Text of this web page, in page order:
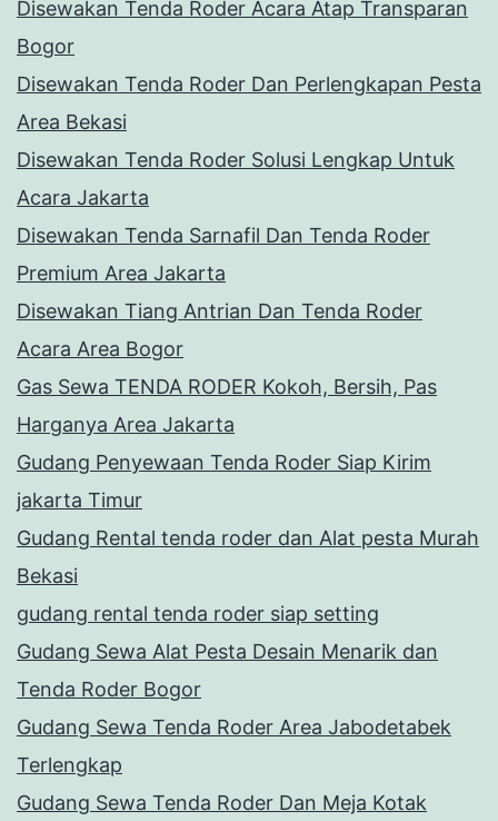
Disewakan Tenda Roder Acara Atap Transparan
Bogor
Disewakan Tenda Roder Dan Perlengkapan Pesta
Area Bekasi
Disewakan Tenda Roder Solusi Lengkap Untuk
Acara Jakarta
Disewakan Tenda Sarnafil Dan Tenda Roder
Premium Area Jakarta
Disewakan Tiang Antrian Dan Tenda Roder
Acara Area Bogor
Gas Sewa TENDA RODER Kokoh, Bersih, Pas
Harganya Area Jakarta
Gudang Penyewaan Tenda Roder Siap Kirim
jakarta Timur
Gudang Rental tenda roder dan Alat pesta Murah
Bekasi
gudang rental tenda roder siap setting
Gudang Sewa Alat Pesta Desain Menarik dan
Tenda Roder Bogor
Gudang Sewa Tenda Roder Area Jabodetabek
Terlengkap
Gudang Sewa Tenda Roder Dan Meja Kotak